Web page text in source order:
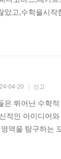
았고,수학을시
04-20 신고
은 뛰어난 수학
적인 아이디어
역을 탐구하는